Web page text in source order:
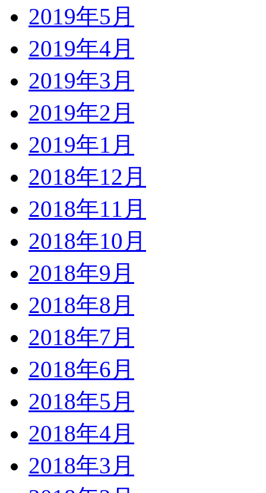
2019年5月
2019年4月
2019年3月
2019年2月
2019年1月
2018年12月
2018年11月
2018年10月
2018年9月
2018年8月
2018年7月
2018年6月
2018年5月
2018年4月
2018年3月